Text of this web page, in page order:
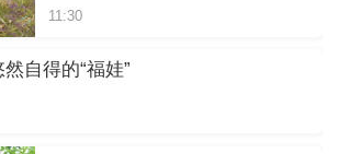
11:30
然自得的“福娃”